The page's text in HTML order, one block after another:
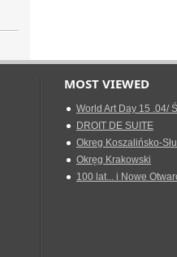
MOST VIEWED
World Art Day 15 .04/
DROIT DE SUITE
Okreg Koszalińsko-
Okręg Krakowski
100 lat... i Nowe